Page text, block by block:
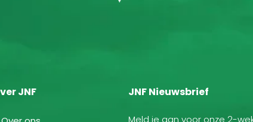
JNF JNF Nieuwsbrief
Meld je aan voor onze 2-